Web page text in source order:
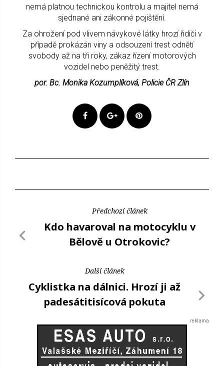
nemá platnou technickou kontrolu a majitel nemá
sjednané ani zákonné pojištění.
Za ohrožení pod vlivem návykové látky hrozí řidiči v
případě prokázán viny a odsouzení trest odnětí
svobody až na tři roky, zákaz řízení motorových
vozidel nebo peněžitý trest.
por. Bc. Monika Kozumplíková, Policie ČR Zlín
Předchozí článek
Kdo havaroval na motocyklu v
Bělově u Otrokovic?
Další článek
Cyklistka na dálnici. Hrozí ji až
padesátitisícová pokuta